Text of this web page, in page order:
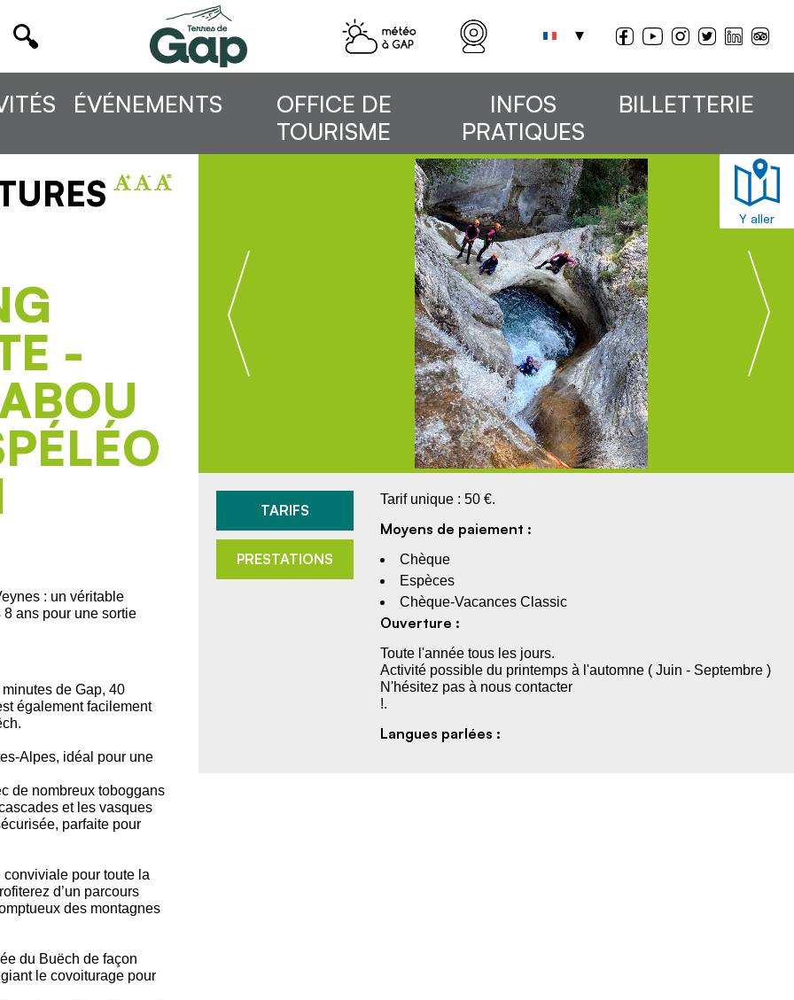
ÉVÉNEMENTS
OFFICE DE
TOURISME
INFOS
PRATIQUES
BILLETTERIE
-
: un véritable
ans pour une sortie
de Gap, 40
également facilement
Alpes, idéal pour une
de nombreux toboggans
et les vasques
parfaite pour
pour toute la
d’un parcours
des montagnes
du Buëch de façon
le covoiturage pour
Y aller
TARIFS
PRESTATIONS
Tarif unique : 50 €.
Moyens de paiement :
Chèque
Espèces
Chèque-Vacances Classic
Ouverture :
Toute l'année tous les jours.
Activité possible du printemps à l'automne ( Juin - Septembre )
N'hésitez pas à nous contacter
!.
Langues parlées :